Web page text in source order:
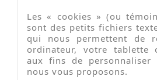
Les « cookies » (ou
sont des petits fichiers
qui nous permettent de
ordinateur, votre tablette
aux fins de personnaliser
nous vous proposons.